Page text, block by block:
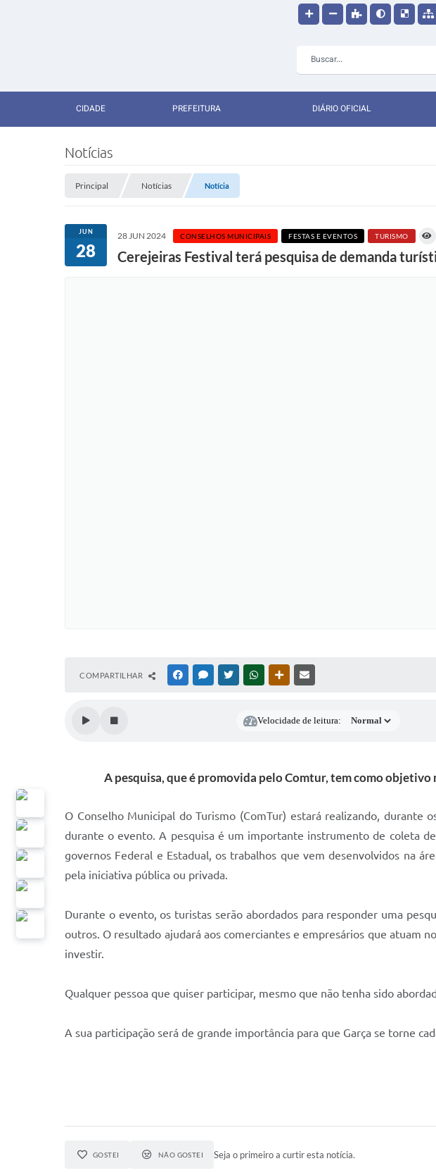
CIDADE PREFEITURA DIÁRIO OFICIAL
Notícias
Principal Notícias Notícia
JUN
28
28 JUN 2024 CONSELHOS MUNICIPAIS FESTAS E EVENTOS TURISMO
Cerejeiras Festival terá pesquisa de demanda
COMPARTILHAR FACEBOOKMESSENGER
TWITTERWHATSAPPOUTRAS MÍDIAS
Velocidade de leitura:
A pesquisa, que é promovida pelo Comtur, tem como
O Conselho Municipal do Turismo (ComTur) estará realizando, durante
durante o evento. A pesquisa é um importante instrumento de coleta
governos Federal e Estadual, os trabalhos que vem desenvolvidos na
pela iniciativa pública ou privada.
Durante o evento, os turistas serão abordados para responder uma
outros. O resultado ajudará aos comerciantes e empresários que atuam
investir.
Qualquer pessoa que quiser participar, mesmo que não tenha sido
A sua participação será de grande importância para que Garça se torne
GOSTEI NÃO GOSTEI Seja o primeiro a curtir esta notícia.